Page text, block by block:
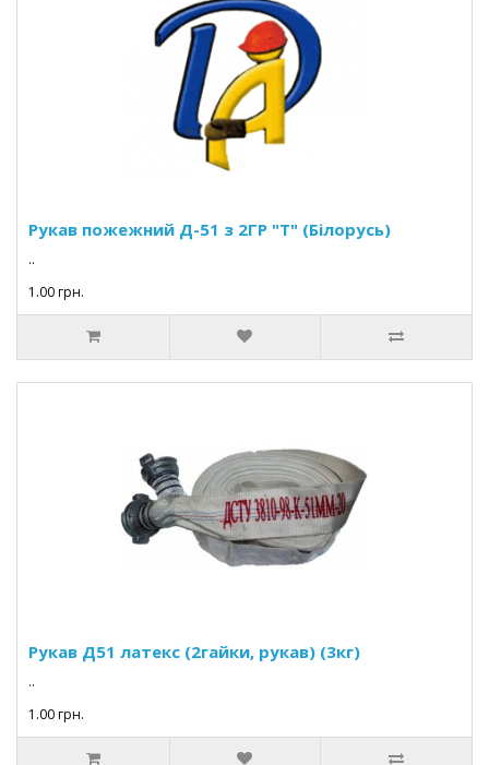
Рукав пожежний Д-51 з 2ГР "Т" (Білорусь)
..
1.00 грн.
Рукав Д51 латекс (2гайки, рукав) (3кг)
..
1.00 грн.